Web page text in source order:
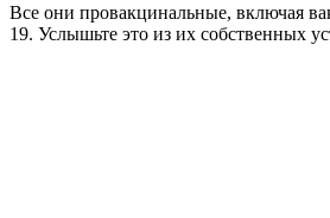
Все они провакцинальные, включая
19. Услышьте это из их собственных